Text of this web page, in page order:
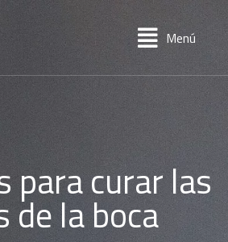
Menú
para curar las
de la boca